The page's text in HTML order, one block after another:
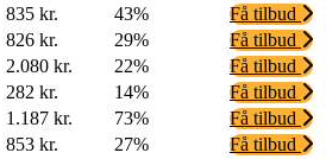
835 kr. 43%
Få tilbud
826 kr. 29%
Få tilbud
2.080 kr. 22%
Få tilbud
282 kr. 14%
Få tilbud
1.187 kr. 73%
Få tilbud
853 kr. 27%
Få tilbud